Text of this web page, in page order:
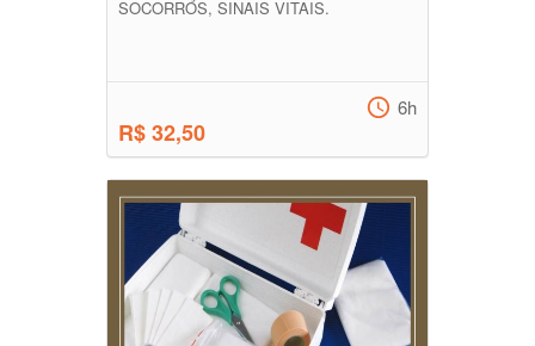
SOCORROS, SINAIS VITAIS.
R$ 32,50
6h